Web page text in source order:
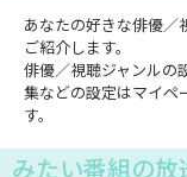
あなたの好きな俳優／
ご紹介します。
俳優／視聴ジャンルの
集などの設定はマイペ
す。
みたい番組の